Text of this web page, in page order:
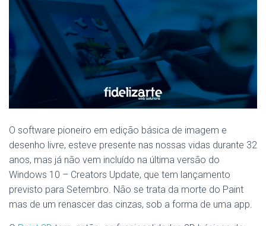
O software pioneiro em edição básica de imagem e
desenho livre, esteve presente nas nossas vidas durante 32
anos, mas já não vem incluído na última versão do
Windows 10 – Creators Update, que tem lançamento
previsto para Setembro. Não se trata da morte do Paint
mas de um renascer das cinzas, sob a forma de uma app.